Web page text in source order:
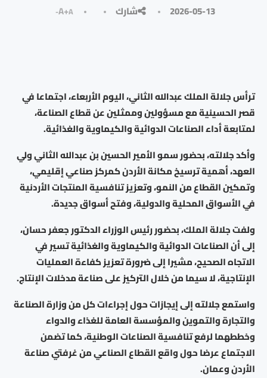
2026-05-13 شارك A+A-
ترأس جلالة الملك عبدﷲ الثاني، اليوم الأربعاء، اجتماعا في
قصر الحسينية مع مسؤولين وممثلين عن قطاع الصناعة،
لمتابعة أداء الصناعات الدوائية والكيماوية والغذائية.
وأكد جلالته، بحضور سمو الأمير الحسين بن عبدﷲ الثاني ولي
العهد، أهمية ترسيخ مكانة الأردن كمركز صناعي إقليمي،
وتمكين القطاع من النمو، وتعزيز تنافسية المنتجات الأردنية
في الأسواق المحلية والدولية، وفتح أسواق جديدة.
ولفت جلالة الملك، بحضور رئيس الوزراء الدكتور جعفر حسان،
إلى أن الصناعات الدوائية والكيماوية والغذائية تسير في
الاتجاه الصحيح، مشيرا إلى ضرورة تعزيز كفاءة العمليات
الإنتاجية، لا سيما من خلال التركيز على صناعة مدخلات الإنتاج.
واستمع جلالته إلى إيجازات حول إجراءات كل من وزارة الصناعة
والتجارة والتموين والمؤسسة العامة للغذاء والدواء
وخططهما لرفع تنافسية الصناعات الوطنية، كما تضمن
الاجتماع عرضا حول واقع القطاع الصناعي من غرفتي صناعة
الأردن وعمان.